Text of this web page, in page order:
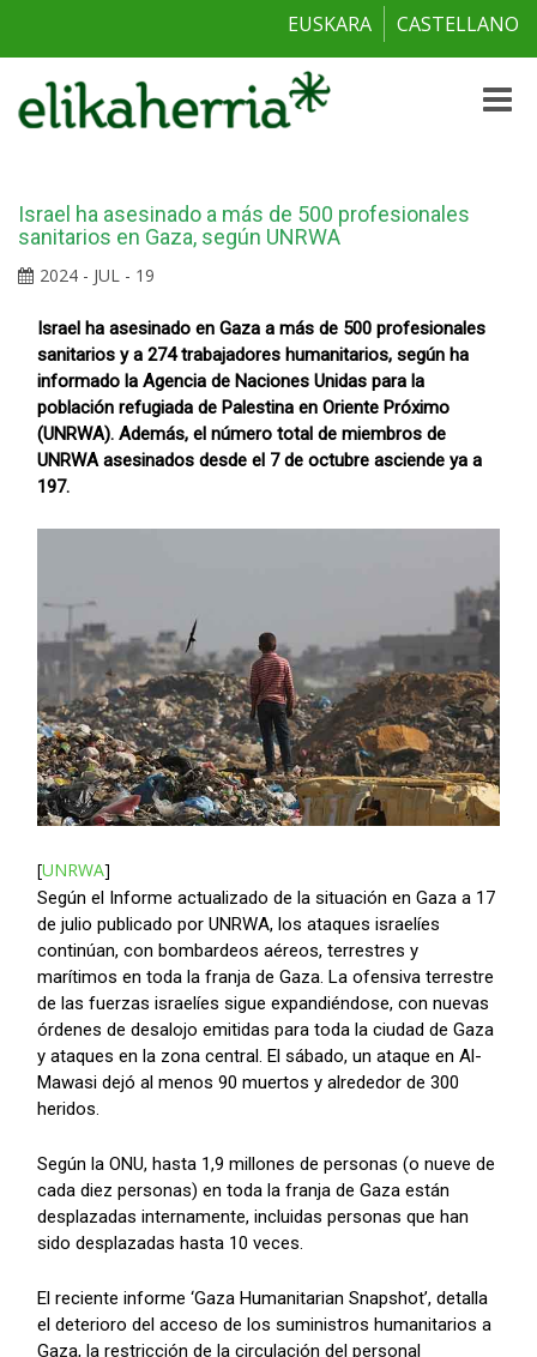
EUSKARA CASTELLANO
Toggle
Israel ha asesinado a más de 500 profesionales
sanitarios en Gaza, según UNRWA
2024 - JUL - 19
Israel ha asesinado en Gaza a más de 500 profesionales
sanitarios y a 274 trabajadores humanitarios, según ha
informado la Agencia de Naciones Unidas para la
población refugiada de Palestina en Oriente Próximo
(UNRWA). Además, el número total de miembros de
UNRWA asesinados desde el 7 de octubre asciende ya a
197.
[UNRWA]
Según el Informe actualizado de la situación en Gaza a 17
de julio publicado por UNRWA, los ataques israelíes
continúan, con bombardeos aéreos, terrestres y
marítimos en toda la franja de Gaza. La ofensiva terrestre
de las fuerzas israelíes sigue expandiéndose, con nuevas
órdenes de desalojo emitidas para toda la ciudad de Gaza
y ataques en la zona central. El sábado, un ataque en Al-
Mawasi dejó al menos 90 muertos y alrededor de 300
heridos.
Según la ONU, hasta 1,9 millones de personas (o nueve de
cada diez personas) en toda la franja de Gaza están
desplazadas internamente, incluidas personas que han
sido desplazadas hasta 10 veces.
El reciente informe ‘Gaza Humanitarian Snapshot’, detalla
el deterioro del acceso de los suministros humanitarios a
Gaza, la restricción de la circulación del personal